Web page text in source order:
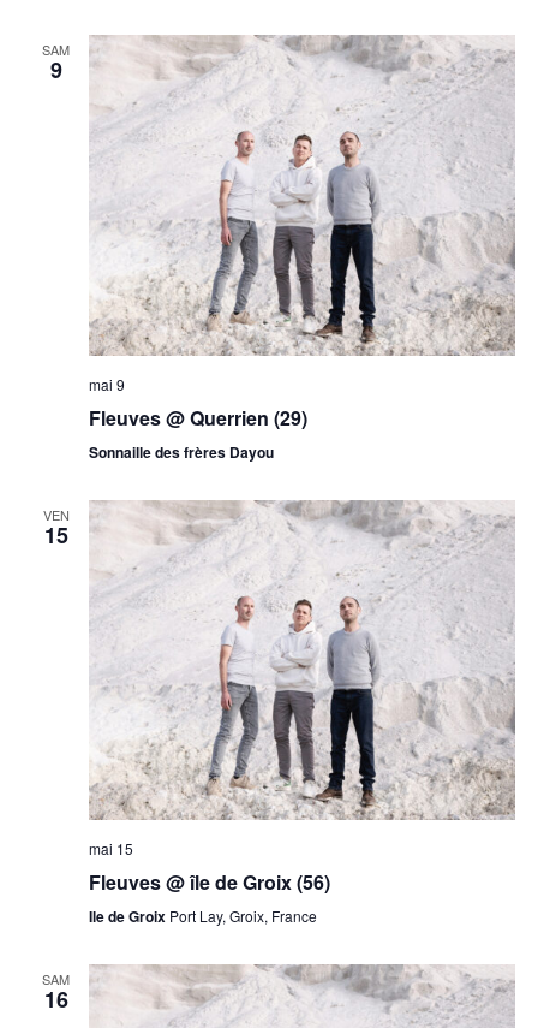
SAM
9
mai 9
Fleuves @ Querrien (29)
Sonnaille des frères Dayou
VEN
15
mai 15
Fleuves @ île de Groix (56)
Ile de Groix Port Lay, Groix, France
SAM
16